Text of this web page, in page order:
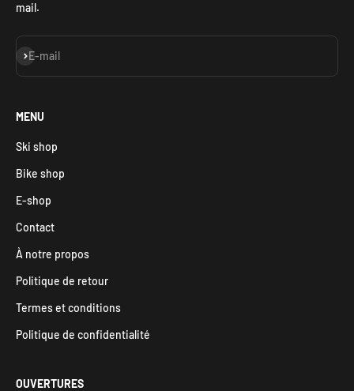
mail.
E-mail
S'inscrire
MENU
Ski shop
Bike shop
E-shop
Contact
À notre propos
Politique de retour
Termes et conditions
Politique de confidentialité
OUVERTURES